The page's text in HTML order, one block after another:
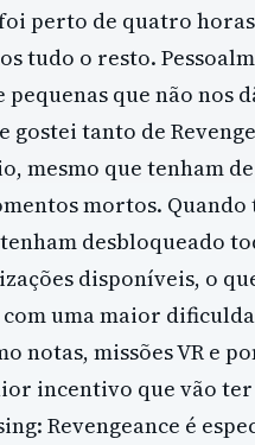
perto de quatro
tudo o resto.
que não nos
gostei tanto de
mesmo que tenham
mortos.
desbloqueado
disponíveis, o
uma maior
notas, missões VR e
incentivo que vão
Revengeance é